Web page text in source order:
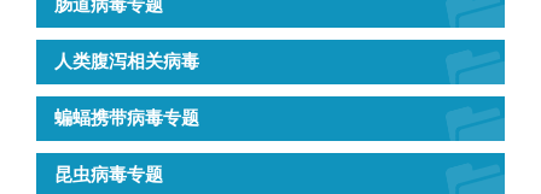
肠道病毒专题
人类腹泻相关病毒
蝙蝠携带病毒专题
昆虫病毒专题